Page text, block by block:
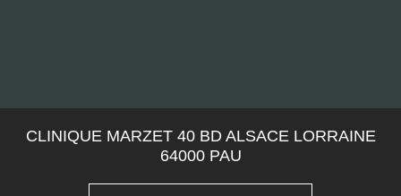
CLINIQUE MARZET 40 BD ALSACE LORRAINE
64000 PAU